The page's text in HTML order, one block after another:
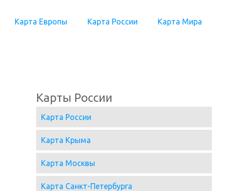
Карта Европы Карта России Карта Мира
Карты России
Карта России
Карта Крыма
Карта Москвы
Карта Санкт-Петербурга